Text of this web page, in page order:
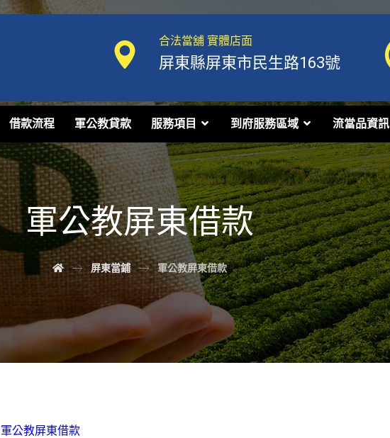
合法當舖 實體店面
屏東縣屏東市民生路163號
借款流程 軍公教貸款 服務項目 到府服務區域 流當品資訊
軍公教屏東借款
屏東當鋪 軍公教屏東借款
軍公教屏東借款